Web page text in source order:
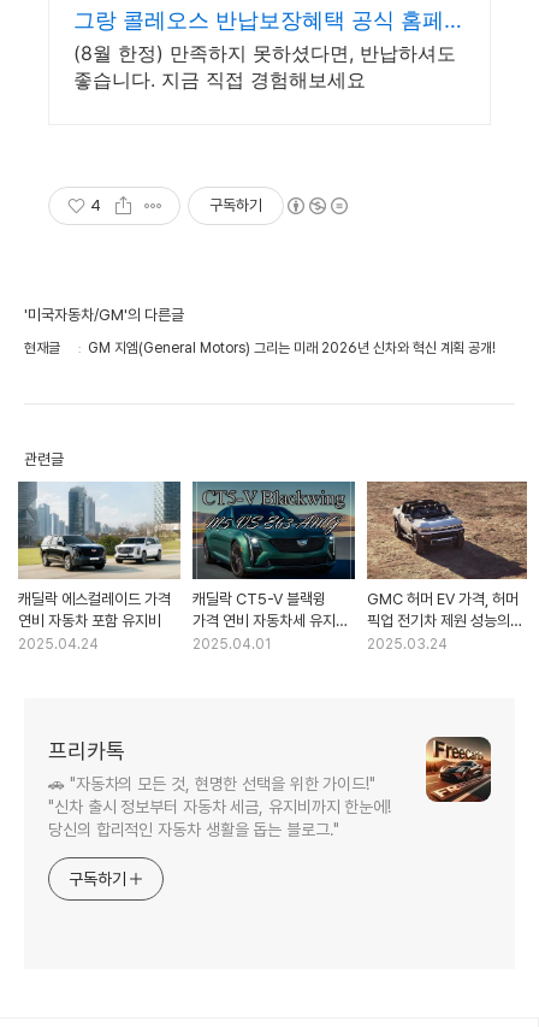
그랑 콜레오스 반납보장혜택 공식 홈페이
지에서 만나보세요
(8월 한정) 만족하지 못하셨다면, 반납하셔도
좋습니다. 지금 직접 경험해보세요
4 구독하기
'미국자동차/GM'의 다른글
현재글 GM 지엠(General Motors) 그리는 미래 2026년 신차와 혁신 계획 공개!
관련글
캐딜락 에스컬레이드 가격
연비 자동차 포함 유지비
2025.04.24
캐딜락 CT5-V 블랙윙
가격 연비 자동차세 유지비
슈퍼세단의 모든 것!
2025.04.01
GMC 허머 EV 가격, 허머
픽업 전기차 제원 성능의
끝판왕?
2025.03.24
프리카톡
🚗 "자동차의 모든 것, 현명한 선택을 위한 가이드!"
"신차 출시 정보부터 자동차 세금, 유지비까지 한눈에!
당신의 합리적인 자동차 생활을 돕는 블로그."
구독하기